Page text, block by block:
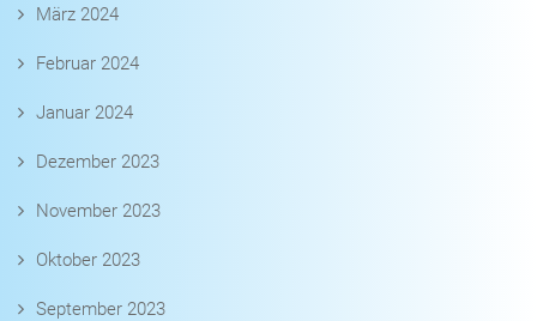
März 2024
Februar 2024
Januar 2024
Dezember 2023
November 2023
Oktober 2023
September 2023